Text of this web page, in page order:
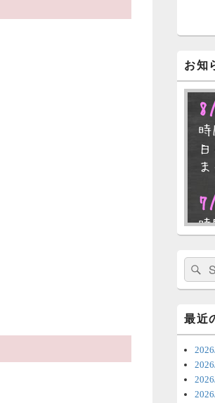
お知
時
ま
時
ま
検
索:
検
索
最近